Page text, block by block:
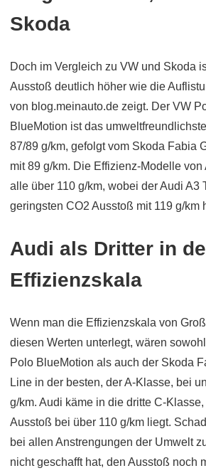
Skoda
Doch im Vergleich zu VW und Skoda
Ausstoß deutlich höher wie die
von blog.meinauto.de zeigt. Der VW
BlueMotion ist das
87/89 g/km, gefolgt vom Skoda Fabia
mit 89 g/km. Die Effizienz-Modelle von
alle über 110 g/km, wobei der Audi A3
geringsten CO2 Ausstoß mit 119 g/km
Audi als Dritter in
Effizienzskala
Wenn man die Effizienzskala von
diesen Werten unterlegt, wären
Polo BlueMotion als auch der Skoda
Line in der besten, der A-Klasse, bei
g/km. Audi käme in die dritte C-
Ausstoß bei über 110 g/km liegt.
bei allen Anstrengungen der Umwelt
nicht geschafft hat, den Ausstoß noch